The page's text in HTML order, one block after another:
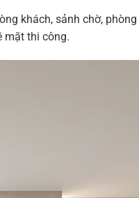
khách, sảnh chờ,
mặt thi công.